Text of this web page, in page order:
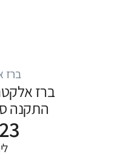
ברז
ברז
התקנה